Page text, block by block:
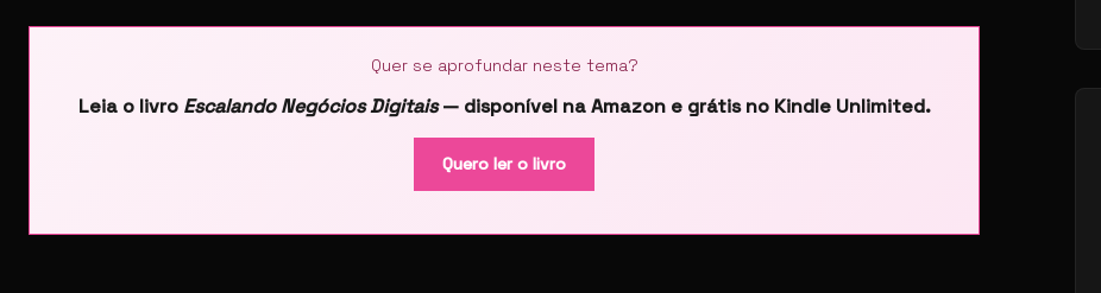
Quer se aprofundar neste tema?
Leia o livro Escalando Negócios Digitais— disponível na Amazon e grátis no Kindle Unlimited.
Quero ler o livro